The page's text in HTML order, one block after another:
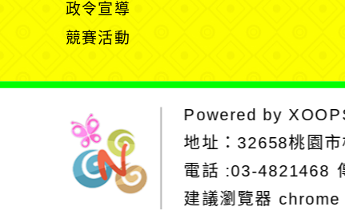
政令宣導
競賽活動
Powered by
地址： 32658桃園
電話 :03-4821468
建議瀏覽器 chrome